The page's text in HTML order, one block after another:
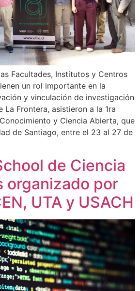
Facultades, Institutos y Centros
un rol importante en la
y vinculación de investigación
La Frontera, asistieron a la 1ra
y Ciencia Abierta, que
de Santiago, entre el 23 al 27 de
de Ciencia
organizado por
UTA y USACH